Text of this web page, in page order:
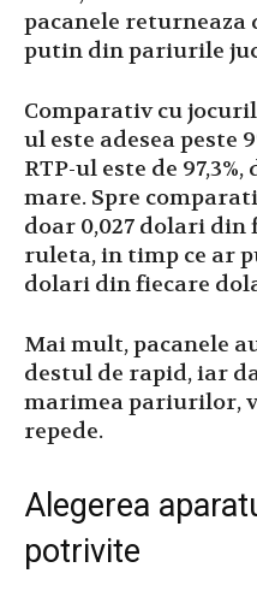
pacanele returneaza
putin din pariurile
Comparativ cu
ul este adesea peste
RTP-ul este de
mare. Spre
doar 0,027 dolari
ruleta, in timp ce ar
dolari din fiecare
Mai mult, pacanele
destul de rapid, iar
marimea pariurilor,
repede.
Alegerea
potrivite